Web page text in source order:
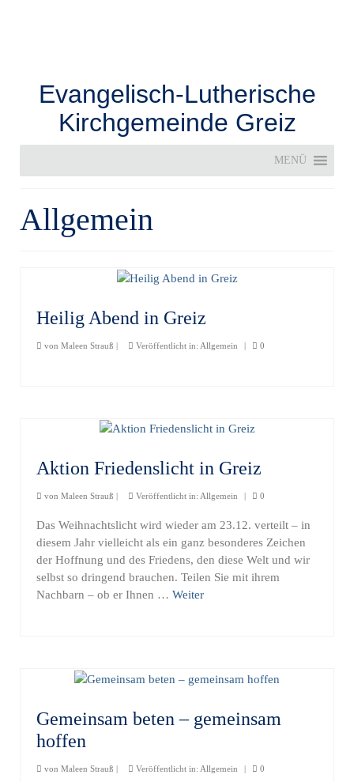
Evangelisch-Lutherische
Kirchgemeinde Greiz
MENÜ
Allgemein
Heilig Abend in Greiz
von Maleen Strauß | Veröffentlicht in: Allgemein | 0
Aktion Friedenslicht in Greiz
von Maleen Strauß | Veröffentlicht in: Allgemein | 0
Das Weihnachtslicht wird wieder am 23.12. verteilt – in
diesem Jahr vielleicht als ein ganz besonderes Zeichen
der Hoffnung und des Friedens, den diese Welt und wir
selbst so dringend brauchen. Teilen Sie mit ihrem
Nachbarn – ob er Ihnen … Weiter
Gemeinsam beten – gemeinsam
hoffen
von Maleen Strauß | Veröffentlicht in: Allgemein | 0